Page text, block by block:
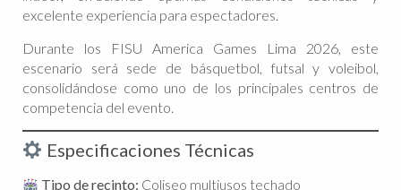
excelente experiencia para espectadores.
Durante los FISU America Games Lima 2026, este
escenario será sede de básquetbol, futsal y voleibol,
consolidándose como uno de los principales centros de
competencia del evento.
Especificaciones Técnicas
Tipo de recinto: Coliseo multiusos techado